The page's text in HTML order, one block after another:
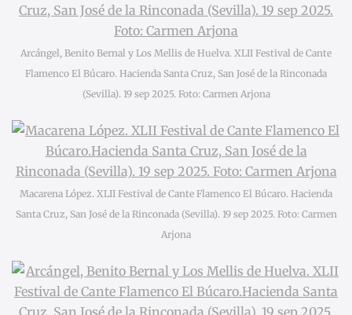
Arcángel, Benito Bernal y Los Mellis de Huelva. XLII Festival de Cante
Flamenco El Búcaro. Hacienda Santa Cruz, San José de la Rinconada
(Sevilla). 19 sep 2025. Foto: Carmen Arjona
Macarena López. XLII Festival de Cante Flamenco El Búcaro. Hacienda
Santa Cruz, San José de la Rinconada (Sevilla). 19 sep 2025. Foto: Carmen
Arjona